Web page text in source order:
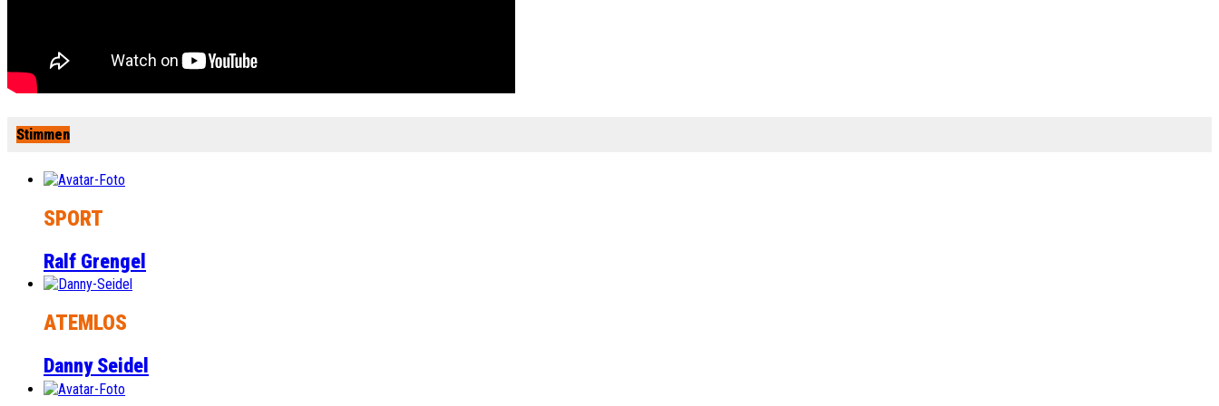
Stimmen
SPORT
Ralf Grengel
ATEMLOS
Danny Seidel